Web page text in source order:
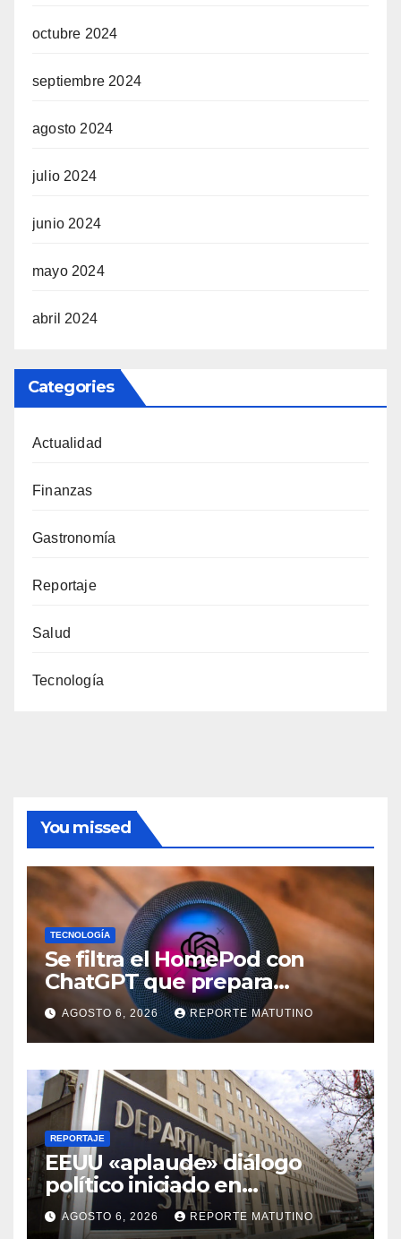
octubre 2024
septiembre 2024
agosto 2024
julio 2024
junio 2024
mayo 2024
abril 2024
Categories
Actualidad
Finanzas
Gastronomía
Reportaje
Salud
Tecnología
You missed
TECNOLOGÍA
Se filtra el HomePod con
ChatGPT que prepara
OpenAI y su diseño es una
locura
AGOSTO 6, 2026 REPORTE MATUTINO
REPORTAJE
EEUU «aplaude» diálogo
político iniciado en
Venezuela
AGOSTO 6, 2026 REPORTE MATUTINO